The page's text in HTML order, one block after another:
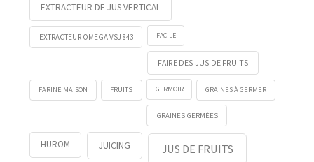
EXTRACTEUR DE JUS VERTICAL
EXTRACTEUR OMEGA VSJ 843 FACILE
FAIRE DES JUS DE FRUITS
FARINE MAISON FRUITS GERMOIR GRAINES À GERMER
GRAINES GERMÉES
HUROM JUICING JUS DE FRUITS